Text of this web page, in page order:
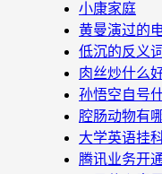
小康家庭
黄曼演过的
低沉的反义词
肉丝炒什么
孙悟空自号
腔肠动物有
大学英语挂
腾讯业务开